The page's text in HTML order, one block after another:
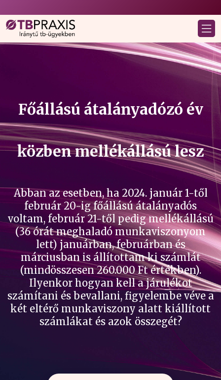
Főállású átalányadózó év
közben mellékállású lesz
Abban az esetben, ha 2024. január 1-től
február 20-ig főállású átalányadós
voltam, február 21-től pedig mellékállású
(36 órát meghaladó munkaviszonyom
lett) januárban, februárban és
márciusban is állítottam ki számlát
(mindösszesen 260.000 Ft értékben).
Ilyenkor hogyan kell a járulékot
számítani és bevallani, figyelembe véve a
két eltérő munkaviszony alatt kiállított
számlákat és azok összegét?